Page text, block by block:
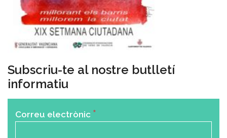
Subscriu-te al nostre butlletí
informatiu
Correu electrònic *